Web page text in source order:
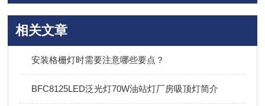
相关文章
安装格栅灯时需要注意哪些要点？
BFC8125LED泛光灯70W油站灯厂房吸顶灯简介